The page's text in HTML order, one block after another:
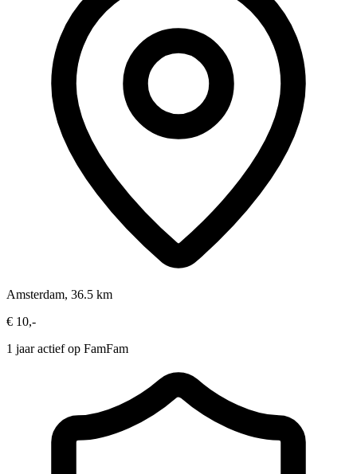
Amsterdam, 36.5 km
€ 10,-
1 jaar actief op FamFam